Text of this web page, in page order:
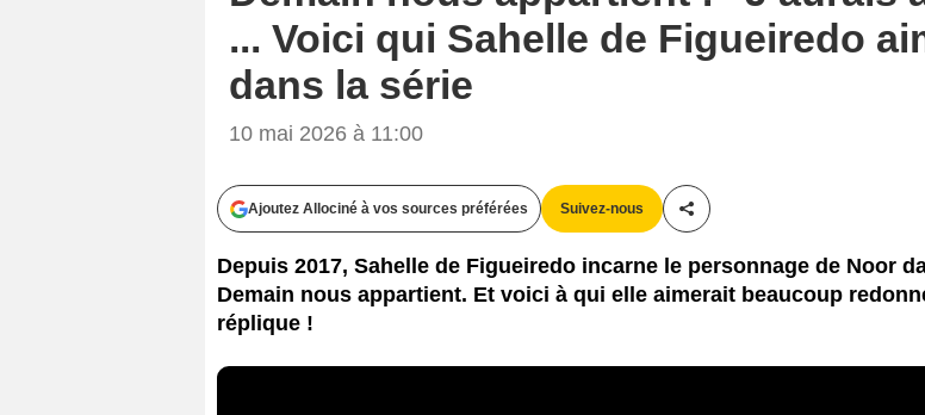
... Voici qui Sahelle de Figueiredo
dans la série
10 mai 2026 à 11:00
Ajoutez Allociné à vos sources préférées Suivez-nous
Partager cet article
Depuis 2017, Sahelle de Figueiredo incarne le personnage de Noor
Demain nous appartient. Et voici à qui elle aimerait beaucoup
réplique !